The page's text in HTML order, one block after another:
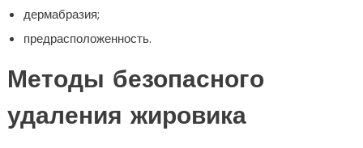
дермабразия;
предрасположенность.
Методы безопасного
удаления жировика